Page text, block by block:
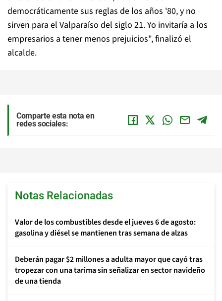
democráticamente sus reglas de los años '80, y no
sirven para el Valparaíso del siglo 21. Yo invitaría a los
empresarios a tener menos prejuicios", finalizó el
alcalde.
Comparte esta nota en
redes sociales:
Notas Relacionadas
Valor de los combustibles desde el jueves 6 de agosto:
gasolina y diésel se mantienen tras semana de alzas
Deberán pagar $2 millones a adulta mayor que cayó tras
tropezar con una tarima sin señalizar en sector navideño
de una tienda